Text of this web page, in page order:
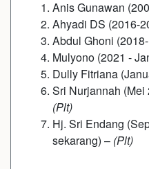
Anis Gunawan
Ahyadi DS (2016-
Abdul Ghoni
Mulyono (2021 -
Dully Fitriana
Sri Nurjannah (Mei
(Plt)
Hj. Sri Endang
sekarang) – (Plt)